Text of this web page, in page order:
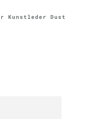
Kunstleder Dust